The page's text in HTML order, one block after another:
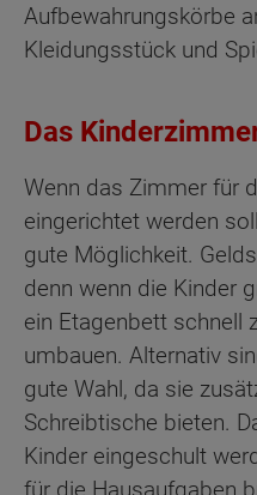
Aufbewahrungskörbe
Kleidungsstück und
Das
Wenn das Zimmer für
eingerichtet werden
gute Möglichkeit.
denn wenn die Kinder
ein Etagenbett schnell
umbauen. Alternativ
gute Wahl, da sie
Schreibtische bieten.
Kinder eingeschult